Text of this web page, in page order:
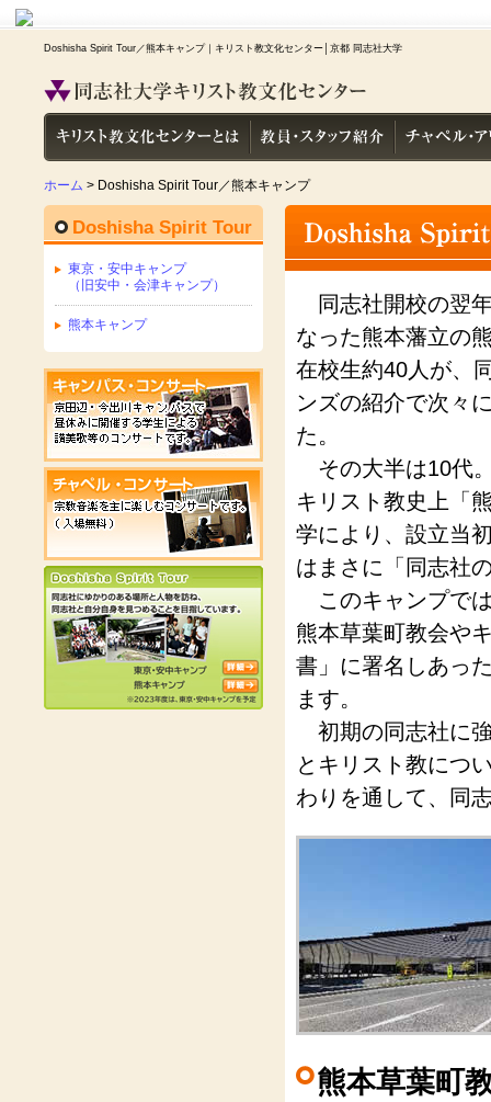
Doshisha Spirit Tour／熊本キャンプ｜キリスト教文化センター│京都 同志社大学
ホーム > Doshisha Spirit Tour／熊本キャンプ
同志社開校の翌
なった熊本藩立の
在校生約40人が、
ンズの紹介で次々
た。
その大半は10代
キリスト教史上「
学により、設立当
はまさに「同志社
このキャンプで
熊本草葉町教会や
書」に署名しあっ
ます。
初期の同志社に
とキリスト教につ
わりを通して、同
熊本草葉町
Doshisha Spirit Tour
東京・安中キャンプ
（旧安中・会津キャンプ）
熊本キャンプ